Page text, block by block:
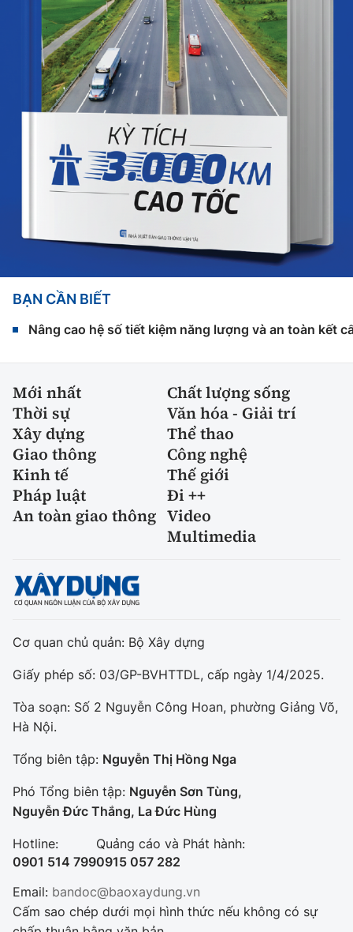
BẠN CẦN BIẾT
Nâng cao hệ số tiết kiệm năng lượng và an toàn kết
Mới nhất
Chất lượng sống
Thời sự
Văn hóa - Giải trí
Xây dựng
Thể thao
Giao thông
Công nghệ
Kinh tế
Thế giới
Pháp luật
Đi ++
An toàn giao thông Video
Multimedia
Cơ quan chủ quản: Bộ Xây dựng
Giấy phép số: 03/GP-BVHTTDL, cấp ngày 1/4/2025.
Tòa soạn: Số 2 Nguyễn Công Hoan, phường Giảng Võ,
Hà Nội.
Tổng biên tập: Nguyễn Thị Hồng Nga
Phó Tổng biên tập: Nguyễn Sơn Tùng,
Nguyễn Đức Thắng, La Đức Hùng
Hotline:
0901 514 799
Quảng cáo và Phát hành:
0915 057 282
Email: bandoc@baoxaydung.vn
Cấm sao chép dưới mọi hình thức nếu không có sự